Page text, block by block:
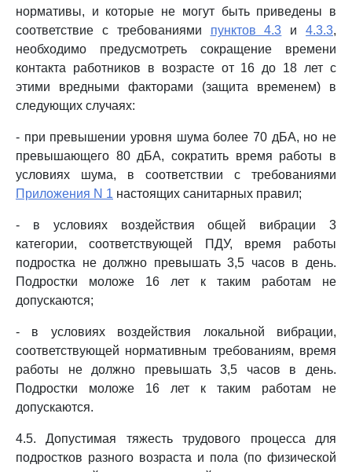
нормативы, и которые не могут быть приведены в
соответствие с требованиями пунктов 4.3 и4.3.3,
необходимо предусмотреть сокращение времени
контакта работников в возрасте от 16 до 18 лет с
этими вредными факторами (защита временем) в
следующих случаях:
- при превышении уровня шума более 70 дБА, но не
превышающего 80 дБА, сократить время работы в
условиях шума, в соответствии с требованиями
Приложения N 1 настоящих санитарных правил;
- в условиях воздействия общей вибрации 3
категории, соответствующей ПДУ, время работы
подростка не должно превышать 3,5 часов в день.
Подростки моложе 16 лет к таким работам не
допускаются;
- в условиях воздействия локальной вибрации,
соответствующей нормативным требованиям, время
работы не должно превышать 3,5 часов в день.
Подростки моложе 16 лет к таким работам не
допускаются.
4.5. Допустимая тяжесть трудового процесса для
подростков разного возраста и пола (по физической